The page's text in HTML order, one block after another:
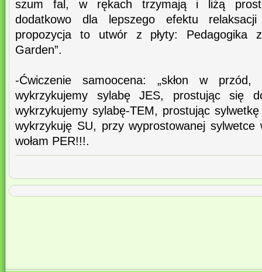
szum fal, w rękach trzymają i liżą
dodatkowo dla lepszego efektu
propozycja to utwór z płyty: Pedagogika
Garden”.
-Ćwiczenie samoocena: „skłon w
wykrzykujemy sylabę JES, prostując się
wykrzykujemy sylabę-TEM, prostując
wykrzykuję SU, przy wyprostowanej
wołam PER!!!.